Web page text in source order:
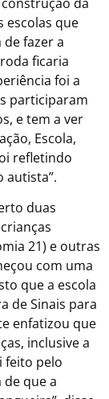
escolas que
fazer a
ficaria
foi a
participaram
e tem a ver
Escola,
refletindo
autista”.
duas
21) e outras
com uma
que a escola
de Sinais para
enfatizou que
inclusive a
feito pelo
que a